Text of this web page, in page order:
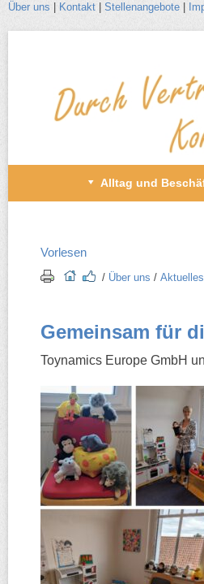
Über uns Kontakt Stellenangebote
Alltag und
Vorlesen
/​ Über uns /​ Aktuelles
Gemeinsam für
Toynamics Europe GmbH